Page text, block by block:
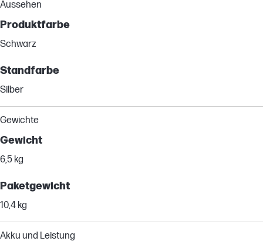
Aussehen
Produktfarbe
Schwarz
Standfarbe
Silber
Gewichte
Gewicht
6,5 kg
Paketgewicht
10,4 kg
Akku und Leistung